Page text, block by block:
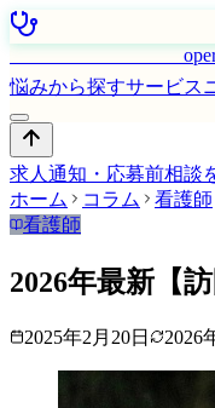
悩みから探すサービス
求人通知・応募前相談
ホーム
コラム 看護師
看護師
2026年最新【
2025年2月20日 2026